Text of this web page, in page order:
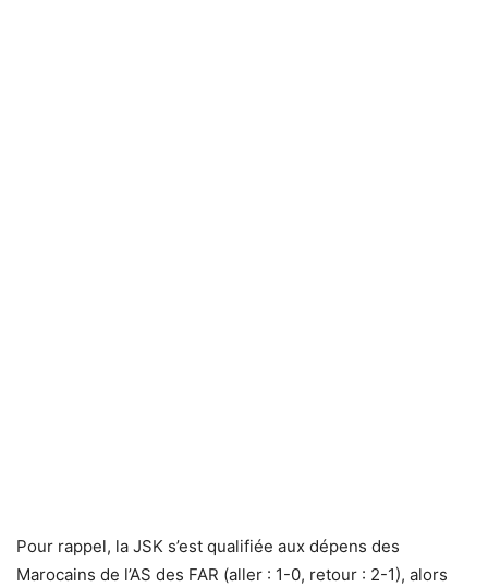
Pour rappel, la JSK s’est qualifiée aux dépens des
Marocains de l’AS des FAR (aller : 1-0, retour : 2-1), alors